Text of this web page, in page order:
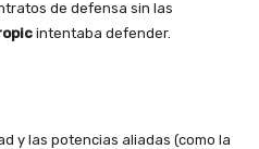
de defensa sin las
intentaba defender.
y las potencias aliadas (como la